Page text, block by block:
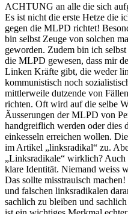
ACHTUNG an alle die sich
Es ist nicht die erste Hetze die
gegen die MLPD richtet!
bin selbst Zeuge von solchen
geworden. Zudem bin ich
die MLPD gewesen, dass mir
Linken Kräfte gibt, die weder
kommunistisch noch
mittlerweile dutzende von
richten. Oft wird auf die selbe
Äusserungen der MLPD von
handgreiflich werden oder dies
einkesseln erreichen wollen.
im Artikel „linksradikal“ zu.
„Linksradikale“ wirklich?
klare Identität. Niemand weiss
Das sollte misstrauisch
und falschen linksradikalen
sachlich zu bleiben und